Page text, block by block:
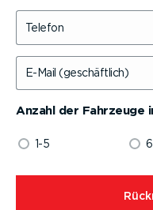
Telefon
E-Mail (geschäftlich)
Anzahl der Fahrzeuge
1-5